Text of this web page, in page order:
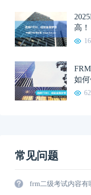
高！
如何
62
常见问题
frm二级考试内容有